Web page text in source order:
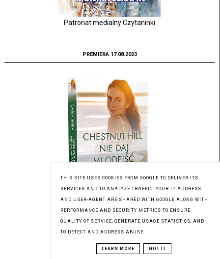
Patronat medialny Czytaninki
PREMIERA 17.08.2023
Patronat medialny Czytaninki
PREMIERA 03.08.2023
THIS SITE USES COOKIES FROM GOOGLE TO DELIVER ITS
SERVICES AND TO ANALYZE TRAFFIC. YOUR IP ADDRESS
AND USER-AGENT ARE SHARED WITH GOOGLE ALONG WITH
PERFORMANCE AND SECURITY METRICS TO ENSURE
QUALITY OF SERVICE, GENERATE USAGE STATISTICS, AND
TO DETECT AND ADDRESS ABUSE.
LEARN MORE GOT IT